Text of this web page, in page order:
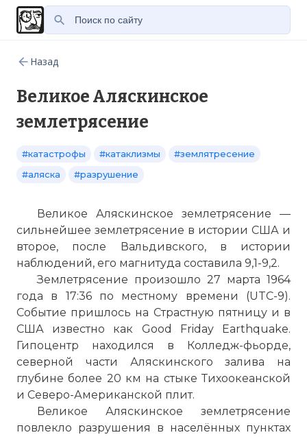
Назад
Великое Аляскинское
землетрясение
#катастрофы #катаклизмы
#землятресение
#аляска
#разрушение
Великое Аляскинское землетрясение —
сильнейшее землетрясение в истории США и
второе, после Вальдивского, в истории
наблюдений, его магнитуда составила 9,1-9,2.
Землетрясение произошло 27 марта 1964
года в 17:36 по местному времени (UTC-9).
Событие пришлось на Страстную пятницу и в
США известно как Good Friday Earthquake.
Гипоцентр находился в Колледж-фьорде,
северной части Аляскинского залива на
глубине более 20 км на стыке Тихоокеанской
и Северо-Американской плит.
Великое Аляскинское землетрясение
повлекло разрушения в населённых пунктах